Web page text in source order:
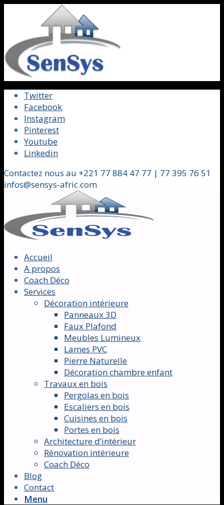
Twitter
Facebook
Instagram
Pinterest
Youtube
Linkedin
Contactez nous au +221 77 884 47 77 | 77 395 76 51
infos@sensys-afric.com
Accueil
A propos
Coach Déco
Services
Décoration intérieure
Panneaux 3D
Faux Plafond
Meubles Lumineux
Lames PVC
Pierre Naturelle
Décoration chambre enfant
Travaux en bois
Pergolas en bois
Escaliers en bois
Cuisines en bois
Portes en bois
Architecture d’intérieur
Rénovation intérieure
Coach Déco
Blog
Contact
Menu